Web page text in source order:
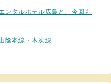
ンタルホテル広島と、今回も
陰本線・木次線